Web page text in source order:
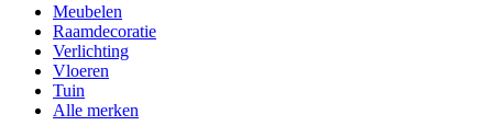
Meubelen
Raamdecoratie
Verlichting
Vloeren
Tuin
Alle merken